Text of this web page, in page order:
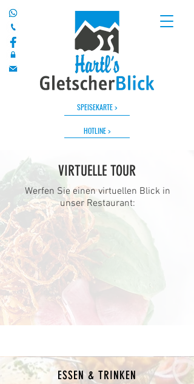
SPEISEKARTE >
HOTLINE >
VIRTUELLE TOUR
Werfen Sie einen virtuellen Blick in
unser Restaurant:
ESSEN & TRINKEN